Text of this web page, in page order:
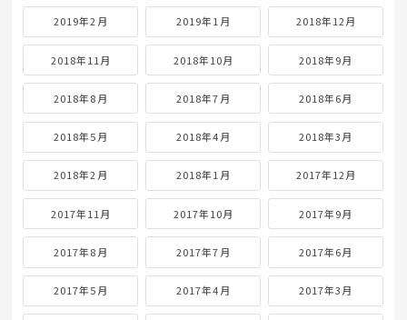
2019年2月 2019年1月 2018年12月
2018年11月 2018年10月 2018年9月
2018年8月 2018年7月 2018年6月
2018年5月 2018年4月 2018年3月
2018年2月 2018年1月 2017年12月
2017年11月 2017年10月 2017年9月
2017年8月 2017年7月 2017年6月
2017年5月 2017年4月 2017年3月